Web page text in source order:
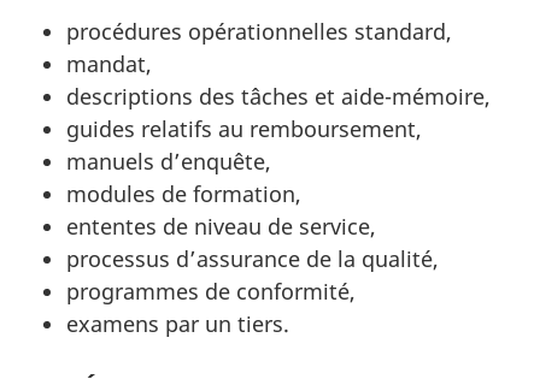
procédures opérationnelles standard,
mandat,
descriptions des tâches et aide-mémoire,
guides relatifs au remboursement,
manuels d’enquête,
modules de formation,
ententes de niveau de service,
processus d’assurance de la qualité,
programmes de conformité,
examens par un tiers.